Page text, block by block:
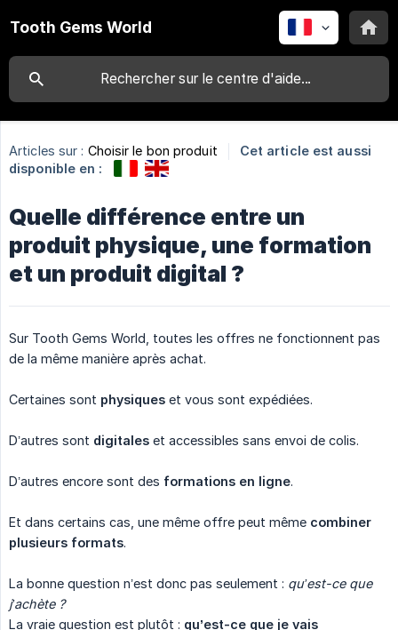
Tooth Gems World
Articles sur : Choisir le bon produit
Cet article est aussi
disponible en :
Quelle différence entre un
produit physique, une formation
et un produit digital ?
Sur Tooth Gems World, toutes les offres ne fonctionnent pas
de la même manière après achat.
Certaines sont physiques et vous sont expédiées.
D’autres sont digitales et accessibles sans envoi de colis.
D’autres encore sont des formations en ligne.
Et dans certains cas, une même offre peut même combiner
plusieurs formats.
La bonne question n’est donc pas seulement : qu’est-ce que
j’achète ?
La vraie question est plutôt : qu’est-ce que je vais